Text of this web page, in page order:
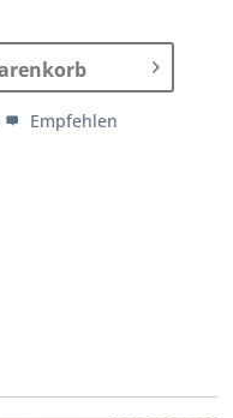
Empfehlen